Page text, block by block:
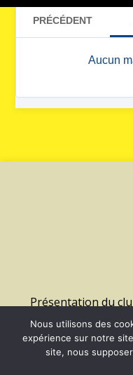
Présentation du
2026 - Us Lagny
Nous utilisons des
expérience sur notre
site, nous